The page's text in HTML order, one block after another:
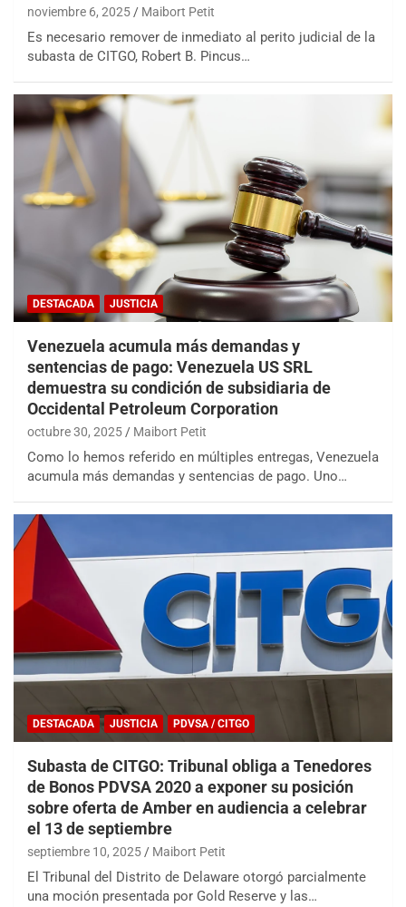
noviembre 6, 2025 Maibort Petit
Es necesario remover de inmediato al perito judicial de la
subasta de CITGO, Robert B. Pincus…
DESTACADA JUSTICIA
Venezuela acumula más demandas y
sentencias de pago: Venezuela US SRL
demuestra su condición de subsidiaria de
Occidental Petroleum Corporation
octubre 30, 2025 Maibort Petit
Como lo hemos referido en múltiples entregas, Venezuela
acumula más demandas y sentencias de pago. Uno…
DESTACADA JUSTICIA PDVSA / CITGO
Subasta de CITGO: Tribunal obliga a Tenedores
de Bonos PDVSA 2020 a exponer su posición
sobre oferta de Amber en audiencia a celebrar
el 13 de septiembre
septiembre 10, 2025 Maibort Petit
El Tribunal del Distrito de Delaware otorgó parcialmente
una moción presentada por Gold Reserve y las…